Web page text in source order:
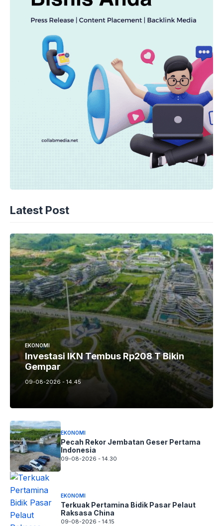
Latest Post
EKONOMI
Investasi IKN Tembus Rp208 T Bikin
Gempar
09-08-2026 - 14.45
EKONOMI
Pecah Rekor Jembatan Geser Pertama
Indonesia
09-08-2026 - 14.30
EKONOMI
Terkuak Pertamina Bidik Pasar Pelaut
Raksasa China
09-08-2026 - 14.15